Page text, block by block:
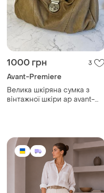
1000 грн 3
Avant-Premiere
Велика шкіряна сумка з
вінтажної шкіри ap avant-